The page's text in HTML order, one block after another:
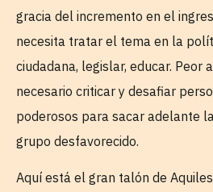
gracia del incremento en el
necesita tratar el tema en la
ciudadana, legislar, educar. Peor
necesario criticar y desafiar
poderosos para sacar adelante
grupo desfavorecido.
Aquí está el gran talón de